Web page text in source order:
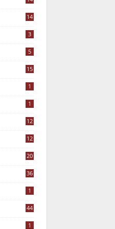
14
3
5
15
1
1
12
12
20
36
1
44
1